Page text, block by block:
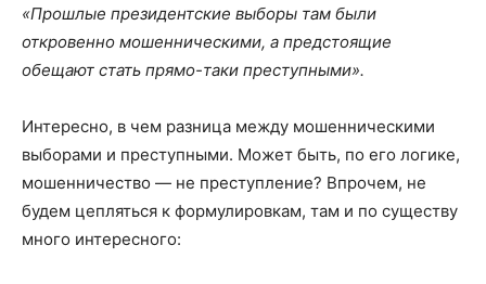
«Прошлые президентские выборы там были
откровенно мошенническими, а предстоящие
обещают стать прямо-таки преступными».
Интересно, в чем разница между мошенническими
выборами и преступными. Может быть, по его логике,
мошенничество — не преступление? Впрочем, не
будем цепляться к формулировкам, там и по существу
много интересного: